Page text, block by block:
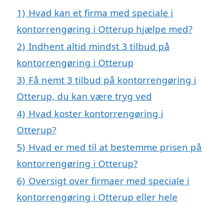
1) Hvad kan et firma med speciale i
kontorrengøring i Otterup hjælpe med?
2) Indhent altid mindst 3 tilbud på
kontorrengøring i Otterup
3) Få nemt 3 tilbud på kontorrengøring i
Otterup, du kan være tryg ved
4) Hvad koster kontorrengøring i
Otterup?
5) Hvad er med til at bestemme prisen på
kontorrengøring i Otterup?
6) Oversigt over firmaer med speciale i
kontorrengøring i Otterup eller hele